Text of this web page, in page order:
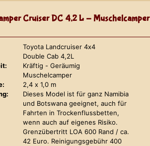
Cruiser DC 4,2 L - Muschelcamper
Toyota Landcruiser 4x4
Double Cab 4,2L
Kräftig - Geräumig
Muschelcamper
2,4 x 1,0 m
Dieses Model ist für ganz Namibia
und Botswana geeignet, auch für
Fahrten in Trockenflussbetten,
wenn auch auf eigenes Risiko.
Grenzübertritt LOA 600 Rand / ca.
42 Euro. Reinigungsgebühr 400